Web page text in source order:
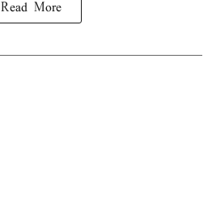
Read More